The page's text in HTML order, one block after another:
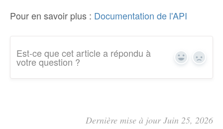
Pour en savoir plus : Documentation de l'API
Est-ce que cet article a répondu à
votre question ? Yes No
Dernière mise à jour Juin 25, 2026